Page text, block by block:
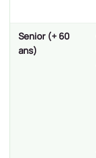
Senior (+ 60
ans)